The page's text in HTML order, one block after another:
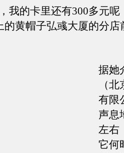
的卡里还有300多元呢
的黄帽子弘彧大厦的分店
据她
（
有限
声息
左右
它何